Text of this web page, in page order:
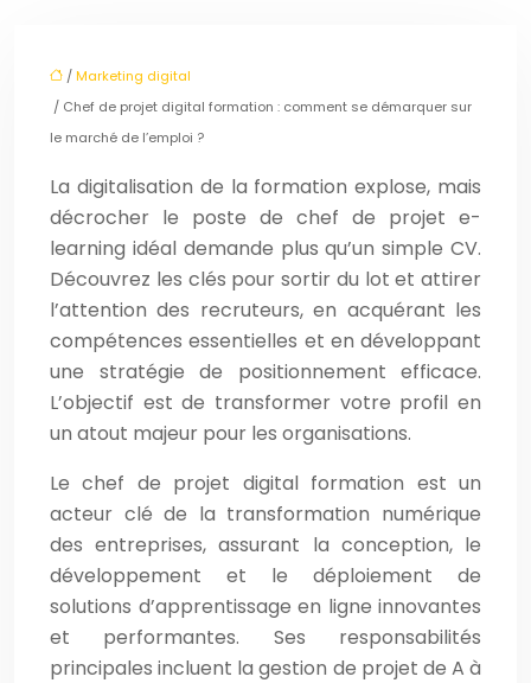
/Marketing digital
/ Chef de projet digital formation : comment se démarquer sur
le marché de l’emploi ?
La digitalisation de la formation explose, mais
décrocher le poste de chef de projet e-
learning idéal demande plus qu’un simple CV.
Découvrez les clés pour sortir du lot et attirer
l’attention des recruteurs, en acquérant les
compétences essentielles et en développant
une stratégie de positionnement efficace.
L’objectif est de transformer votre profil en
un atout majeur pour les organisations.
Le chef de projet digital formation est un
acteur clé de la transformation numérique
des entreprises, assurant la conception, le
développement et le déploiement de
solutions d’apprentissage en ligne innovantes
et performantes. Ses responsabilités
principales incluent la gestion de projet de A à